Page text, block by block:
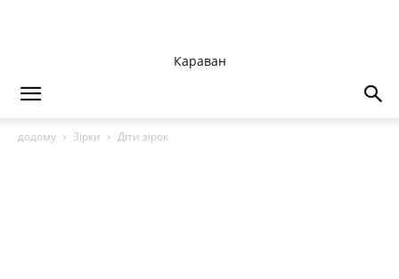
Караван
додому Зірки Діти зірок